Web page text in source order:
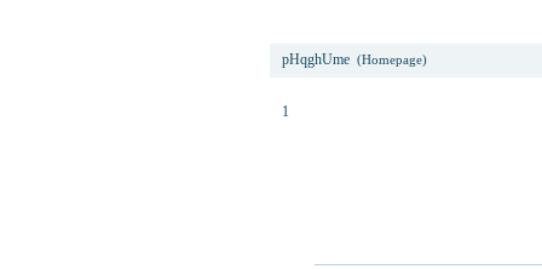
pHqghUme (Homepage)
1